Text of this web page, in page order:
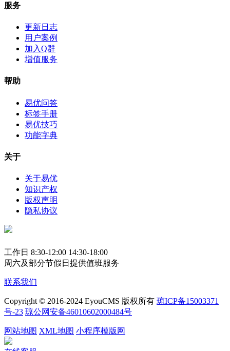
服务
更新日志
用户案例
加入Q群
增值服务
帮助
易优问答
标签手册
易优技巧
功能字典
关于
关于易优
知识产权
版权声明
隐私协议
工作日 8:30-12:00 14:30-18:00
周六及部分节假日提供值班服务
联系我们
Copyright © 2016-2024 EyouCMS 版权所有 琼ICP备15003371
号-23 琼公网安备46010602000484号
网站地图 XML地图 小程序模版网